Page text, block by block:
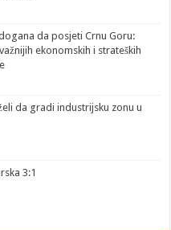
da posjeti Crnu Goru:
ekonomskih i strateških
da gradi industrijsku zonu u
3:1